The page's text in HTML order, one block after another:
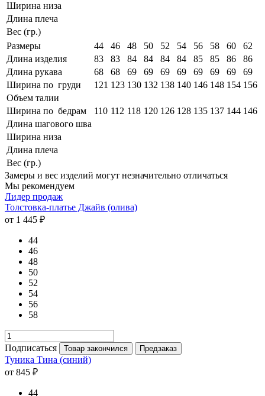
Ширина низа
Длина плеча
Вес (гр.)
Размеры
44 46 48 50 52 54 56 58 60
62
Длина изделия
83 83 84 84 84 84 85 85 86
86
Длина рукава
68 68 69 69 69 69 69 69 69
69
Ширина по груди
121 123 130 132 138 140 146 148 154 156
Объем талии
Ширина по бедрам
110 112 118 120 126 128 135 137 144 146
Длина шагового шва
Ширина низа
Длина плеча
Вес (гр.)
Замеры и вес изделий могут незначительно отличаться
Мы рекомендуем
Лидер продаж
Толстовка-платье Джайв (олива)
от 1 445 ₽
44
46
48
50
52
54
56
58
Подписаться Товар закончился Предзаказ
Туника Тина (синий)
от 845 ₽
44